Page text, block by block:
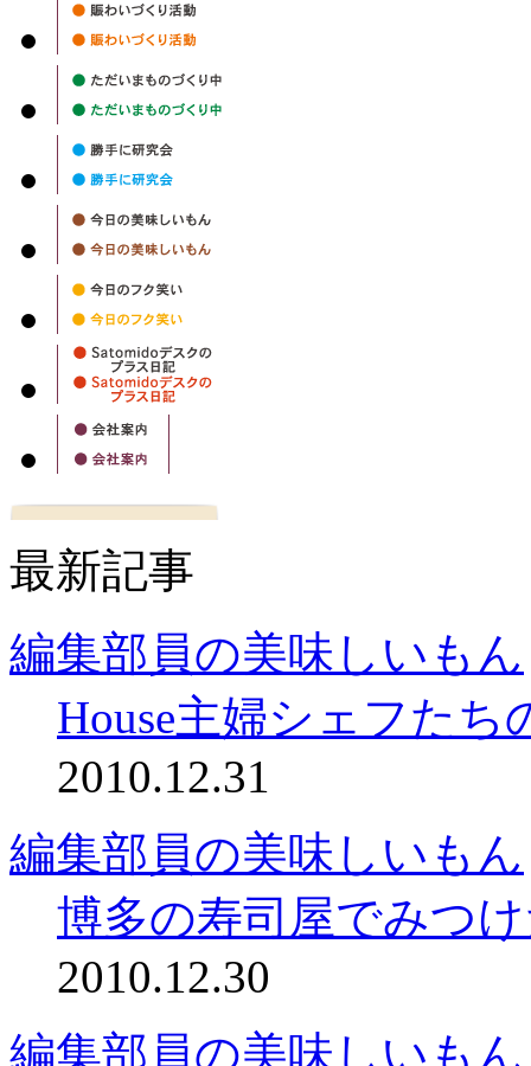
最新記事
編集部員の美味しいもん
House主婦シェフたち
2010.12.31
編集部員の美味しいもん
博多の寿司屋でみつ
2010.12.30
編集部員の美味しいもん